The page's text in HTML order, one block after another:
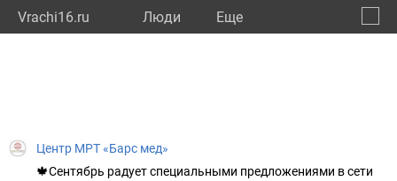
Vrachi16.ru Люди Eще
Центр МРТ «Барс мед»
🍁Сентябрь радует специальными предложениями в сети